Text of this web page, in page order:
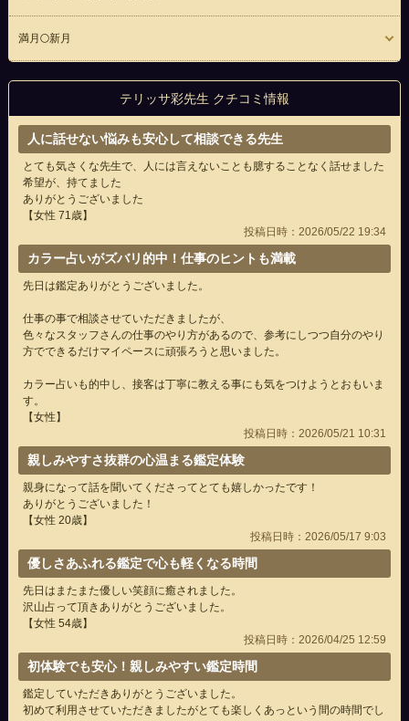
満月🌕新月
テリッサ彩先生 クチコミ情報
人に話せない悩みも安心して相談できる先生
とても気さくな先生で、人には言えないことも臆することなく話せました
希望が、持てました
ありがとうございました
【女性 71歳】
投稿日時：2026/05/22 19:34
カラー占いがズバリ的中！仕事のヒントも満載
先日は鑑定ありがとうございました。
仕事の事で相談させていただきましたが、
色々なスタッフさんの仕事のやり方があるので、参考にしつつ自分のやり
方でできるだけマイペースに頑張ろうと思いました。
カラー占いも的中し、接客は丁寧に教える事にも気をつけようとおもいま
す。
【女性】
投稿日時：2026/05/21 10:31
親しみやすさ抜群の心温まる鑑定体験
親身になって話を聞いてくださってとても嬉しかったです！
ありがとうございました！
【女性 20歳】
投稿日時：2026/05/17 9:03
優しさあふれる鑑定で心も軽くなる時間
先日はまたまた優しい笑顔に癒されました。
沢山占って頂きありがとうございました。
【女性 54歳】
投稿日時：2026/04/25 12:59
初体験でも安心！親しみやすい鑑定時間
鑑定していただきありがとうございました。
初めて利用させていただきましたがとても楽しくあっという間の時間でし